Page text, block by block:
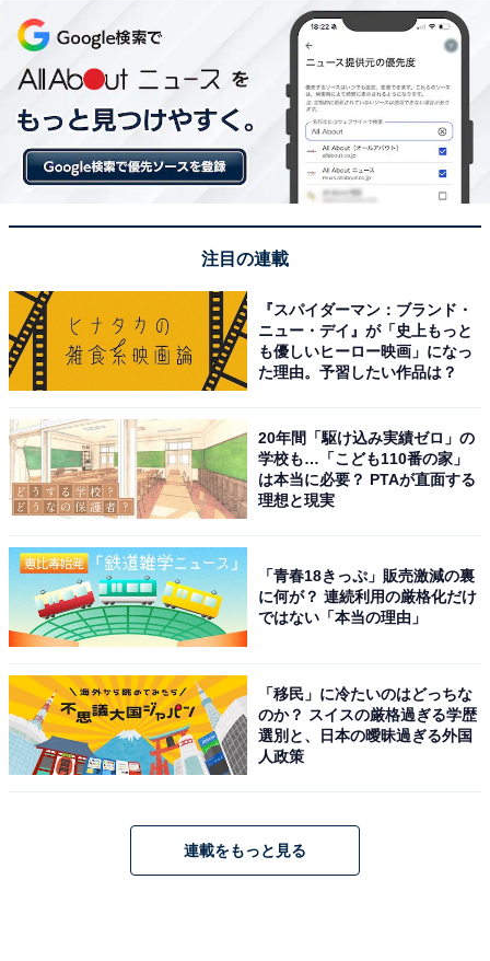
注目の連載
『スパイダーマン：ブランド・
ニュー・デイ』が「史上もっと
も優しいヒーロー映画」になっ
た理由。予習したい作品は？
20年間「駆け込み実績ゼロ」の
学校も…「こども110番の家」
は本当に必要？ PTAが直面する
理想と現実
「青春18きっぷ」販売激減の裏
に何が？ 連続利用の厳格化だけ
ではない「本当の理由」
「移民」に冷たいのはどっちな
のか？ スイスの厳格過ぎる学歴
選別と、日本の曖昧過ぎる外国
人政策
連載をもっと見る